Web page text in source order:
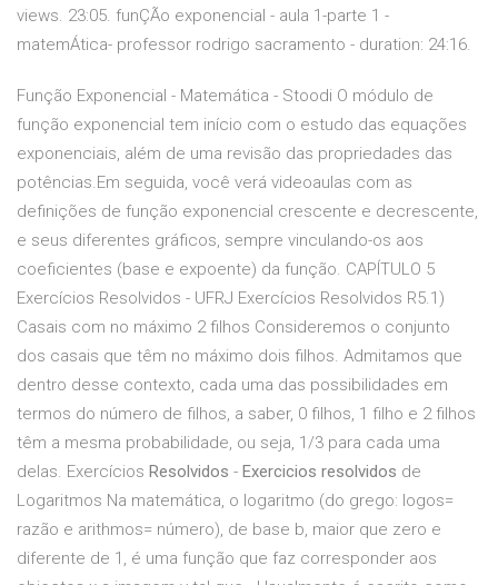
views. 23:05. funÇÃo exponencial - aula 1-parte 1 -
matemÁtica- professor rodrigo sacramento - duration: 24:16.
Função Exponencial - Matemática - Stoodi O módulo de
função exponencial tem início com o estudo das equações
exponenciais, além de uma revisão das propriedades das
potências.Em seguida, você verá videoaulas com as
definições de função exponencial crescente e decrescente,
e seus diferentes gráficos, sempre vinculando-os aos
coeficientes (base e expoente) da função. CAPÍTULO 5
Exercícios Resolvidos - UFRJ Exercícios Resolvidos R5.1)
Casais com no máximo 2 filhos Consideremos o conjunto
dos casais que têm no máximo dois filhos. Admitamos que
dentro desse contexto, cada uma das possibilidades em
termos do número de filhos, a saber, 0 filhos, 1 filho e 2 filhos
têm a mesma probabilidade, ou seja, 1/3 para cada uma
delas. Exercícios Resolvidos - Exercicios resolvidos de
Logaritmos Na matemática, o logaritmo (do grego: logos=
razão e arithmos= número), de base b, maior que zero e
diferente de 1, é uma função que faz corresponder aos